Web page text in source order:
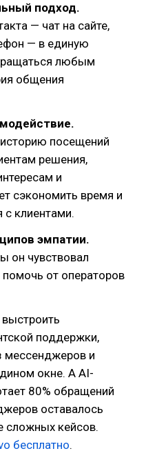
подход.
— чат на сайте,
— в единую
любым
общения
посещений
решения,
и
сэкономить время и
с клиентами.
эмпатии.
он чувствовал
от операторов
поддержки,
мессенджеров и
окне. А AI-
80% обращений
оставалось
сложных кейсов.
бесплатно.